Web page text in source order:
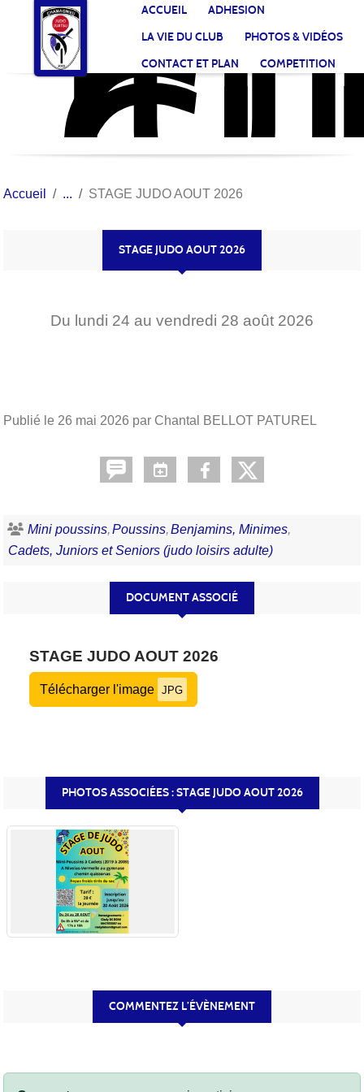
ACCUEIL
ADHESION
LA VIE DU CLUB
PHOTOS & VIDÉOS
CONTACT ET PLAN
COMPETITION
Accueil STAGE JUDO AOUT 2026
STAGE JUDO AOUT 2026
Du lundi 24 au vendredi 28 août 2026
Publié le 26 mai 2026 par Chantal BELLOT PATUREL
Mini poussins Poussins Benjamins, Minimes
Cadets, Juniors et Seniors (judo loisirs adulte)
DOCUMENT ASSOCIÉ
STAGE JUDO AOUT 2026
Télécharger l'image JPG
PHOTOS ASSOCIÉES : STAGE JUDO AOUT 2026
COMMENTEZ L’ÉVÈNEMENT
Panneau de gestion des cookies